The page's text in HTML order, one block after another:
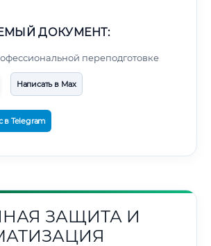
ДОКУМЕНТ:
переподготовке
Написать в Max
в Telegram
ЗАЩИТА И